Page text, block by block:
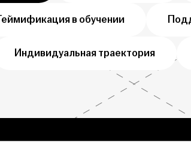
в обучении
Индивидуальная траектория